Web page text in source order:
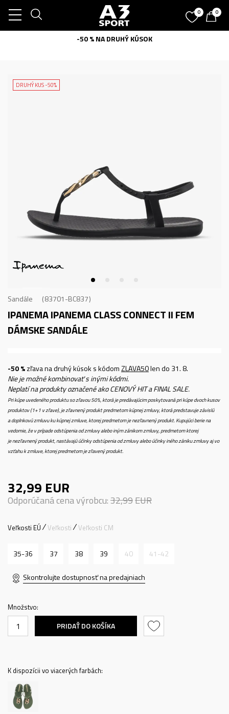
0 0
-50 % NA DRUHÝ KÚSOK
DRUHÝ KUS -50%
Sandále 83701-BC837
IPANEMA IPANEMA CLASS CONNECT II FEM
DÁMSKE SANDÁLE
-50 %zľava na druhý kúsok s kódomZLAVA50len do 31. 8.
Nie je možné kombinovať s inými kódmi.
Neplatí na produkty označené ako CENOVÝ HIT a FINAL SALE.
Pri kúpe uvedeného produktu so zľavou 50%, ktorá je predávajúcim poskytovaná pri kúpe dvoch kusov
produktov (1+1 v zľave), je zľavnený produkt predmetom kúpnej zmluvy, ktorá predstavuje závislú
a doplnkovú zmluvu ku kúpnej zmluve, ktorej predmetom je nezľavnený produkt. Kupujúci berie na
vedomie, že v prípade odstúpenia od zmluvy alebo iným zánikom zmluvy, predmetom ktorej
je nezľavnený produkt, nastávajú účinky odstúpenia od zmluvy alebo účinky iného zániku zmluvy aj vo
vzťahu k zmluve, ktorej predmetom je zľavený produkt.
32,99 EUR
Odporúčaná cena výrobcu:32,99EUR
Veľkosti EÚ Veľkosti Veľkosti CM
35-36 37 38 39 40 41-42
Skontrolujte dostupnosť na predajniach
Množstvo:
PRIDAŤ DO KOŠÍKA
K dispozícii vo viacerých farbách: